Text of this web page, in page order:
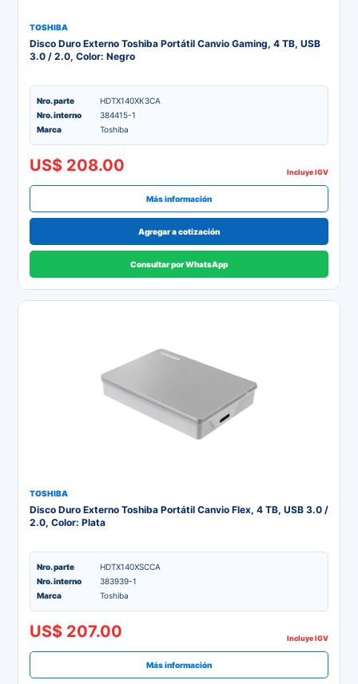
TOSHIBA
Disco Duro Externo Toshiba Portátil Canvio Gaming, 4 TB, USB
3.0 / 2.0, Color: Negro
Nro. parte
HDTX140XK3CA
Nro. interno
384415-1
Marca
Toshiba
US$ 208.00 Incluye IGV
Más información
Agregar a cotización
Consultar por WhatsApp
TOSHIBA
Disco Duro Externo Toshiba Portátil Canvio Flex, 4 TB, USB 3.0 /
2.0, Color: Plata
Nro. parte
HDTX140XSCCA
Nro. interno
383939-1
Marca
Toshiba
US$ 207.00 Incluye IGV
Más información